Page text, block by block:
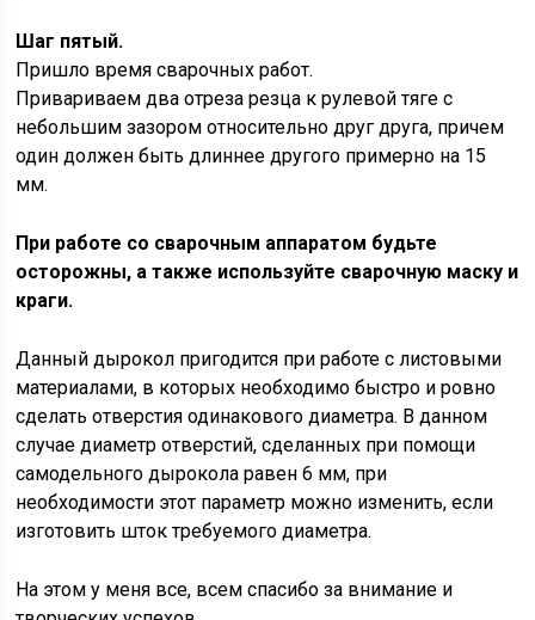
Шаг пятый.
Пришло время сварочных работ.
Привариваем два отреза резца к рулевой тяге с
небольшим зазором относительно друг друга, причем
один должен быть длиннее другого примерно на 15
мм.
При работе со сварочным аппаратом будьте
осторожны, а также используйте сварочную маску и
краги.
Данный дырокол пригодится при работе с листовыми
материалами, в которых необходимо быстро и ровно
сделать отверстия одинакового диаметра. В данном
случае диаметр отверстий, сделанных при помощи
самодельного дырокола равен 6 мм, при
необходимости этот параметр можно изменить, если
изготовить шток требуемого диаметра.
На этом у меня все, всем спасибо за внимание и